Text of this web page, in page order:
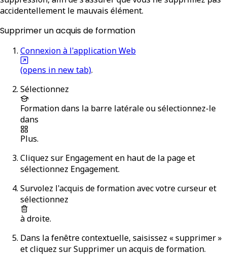
accidentellement le mauvais élément.
Supprimer un acquis de formation
Connexion à l'application Web
(opens in new tab).
Sélectionnez
Formationdans la barre latérale ou sélectionnez-le
dans
Plus.
Cliquez sur Engagementen haut de la page et
sélectionnez Engagement.
Survolez l'acquis de formation avec votre curseur et
sélectionnez
à droite.
Dans la fenêtre contextuelle, saisissez « supprimer »
et cliquez surSupprimer un acquis de formation.